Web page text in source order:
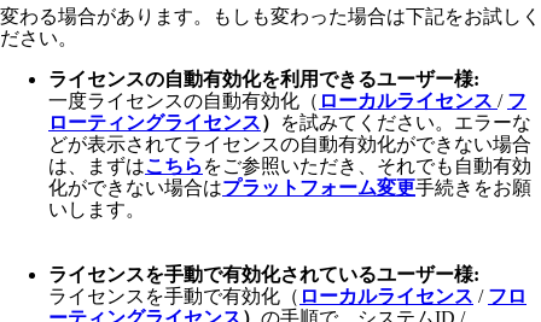
変わる場合があります。もしも変わった場合は下記をお試しく
ださい。
ライセンスの自動有効化を利用できるユーザー様:
一度ライセンスの自動有効化（ ローカルライセンス / フ
ローティングライセンス）
を試みてください。エラーな
どが表示されてライセンスの自動有効化ができない場合
は、まずはこちら をご参照いただき、それでも自動有効
化ができない場合はプラットフォーム変更手続きをお願
いします。
ライセンスを手動で有効化されているユーザー様:
ライセンスを手動で有効化（ ローカルライセンス / フロ